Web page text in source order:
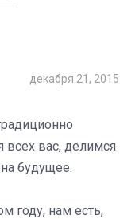
декабря 21, 2015
всех вас, делимся
будущее.
году, нам есть,